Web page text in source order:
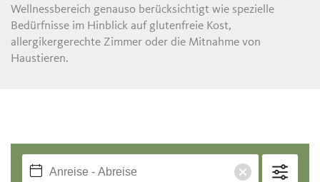
Wellnessbereich genauso berücksichtigt wie spezielle
Bedürfnisse im Hinblick auf glutenfreie Kost,
allergikergerechte Zimmer oder die Mitnahme von
Haustieren.